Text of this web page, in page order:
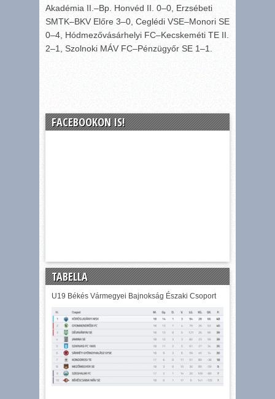
Akadémia II.–Bp. Honvéd II. 0–0, Erzsébeti
SMTK–BKV Előre 3–0, Ceglédi VSE–Monori SE
0–4, Hódmezővásárhelyi FC–Kecskeméti TE II.
2–1, Szolnoki MÁV FC–Pénzügyőr SE 1–1.
FACEBOOKON IS!
TABELLA
U19 Békés Vármegyei Bajnokság Északi Csoport